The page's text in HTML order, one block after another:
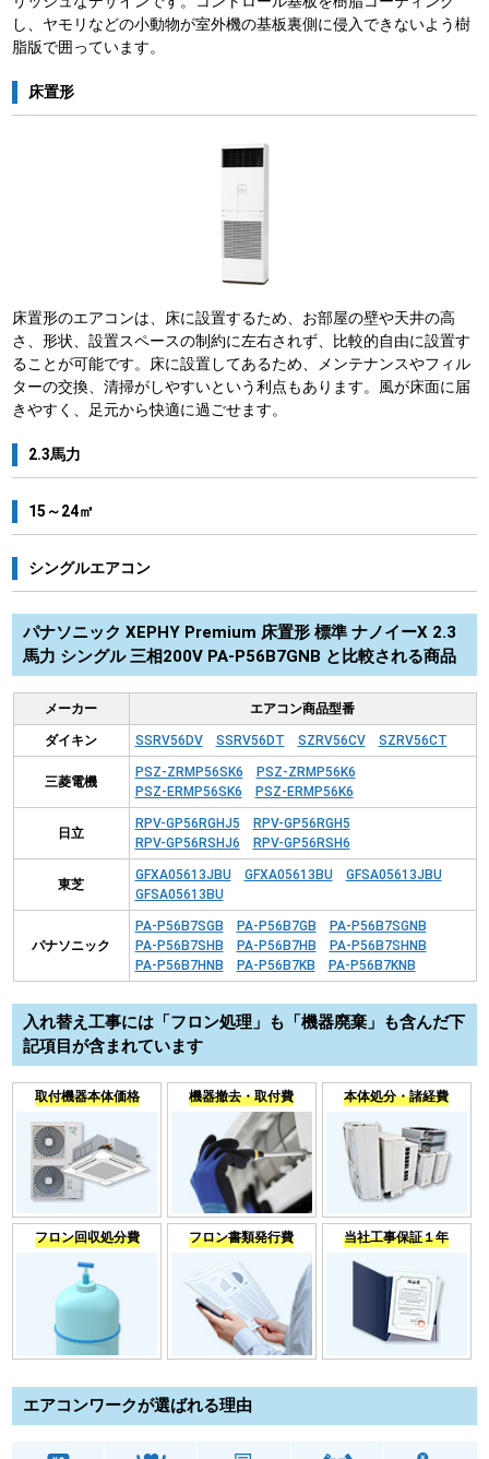
し、ヤモリなどの小動物が室外機の基板裏側に侵入できないよう樹
脂版で囲っています。
床置形
床置形のエアコンは、床に設置するため、お部屋の壁や天井の高
さ、形状、設置スペースの制約に左右されず、比較的自由に設置す
ることが可能です。床に設置してあるため、メンテナンスやフィル
ターの交換、清掃がしやすいという利点もあります。風が床面に届
きやすく、足元から快適に過ごせます。
2.3馬力
15～24㎡
シングルエアコン
パナソニック XEPHY Premium 床置形 標準 ナノイーX 2.3
馬力 シングル 三相200V PA-P56B7GNB と比較される商品
メーカー エアコン商品型番
ダイキン SSRV56DV SSRV56DT SZRV56CV SZRV56CT
三菱電機
PSZ-ZRMP56SK6
PSZ-ZRMP56K6
PSZ-ERMP56SK6
PSZ-ERMP56K6
日立
RPV-GP56RGHJ5
RPV-GP56RGH5
RPV-GP56RSHJ6
RPV-GP56RSH6
東芝
GFXA05613JBU GFXA05613BU
GFSA05613JBU
GFSA05613BU
パナソニック
PA-P56B7SGB PA-P56B7GB
PA-P56B7SGNB
PA-P56B7SHB
PA-P56B7HB
PA-P56B7SHNB
PA-P56B7HNB
PA-P56B7KB PA-P56B7KNB
入れ替え工事には「フロン処理」も「機器廃棄」も含んだ下
記項目が含まれています
取付機器本体価格 機器撤去・取付費 本体処分・諸経費
フロン回収処分費 フロン書類発行費 当社工事保証１年
エアコンワークが選ばれる理由